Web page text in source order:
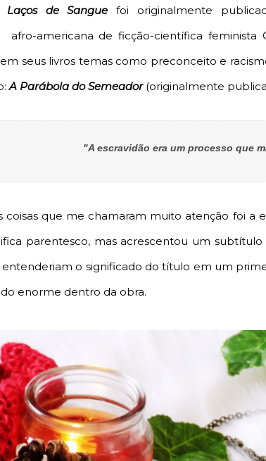
Laços de Sangue foi originalmente
afro-americana de ficção-científica
seus livros temas como preconceito e
A Parábola do Semeador(originalmente
"A escravidão era um processo que
coisas que me chamaram muito atenção foi a
parentesco, mas acrescentou um
entenderiam o significado do título em um
enorme dentro da obra.